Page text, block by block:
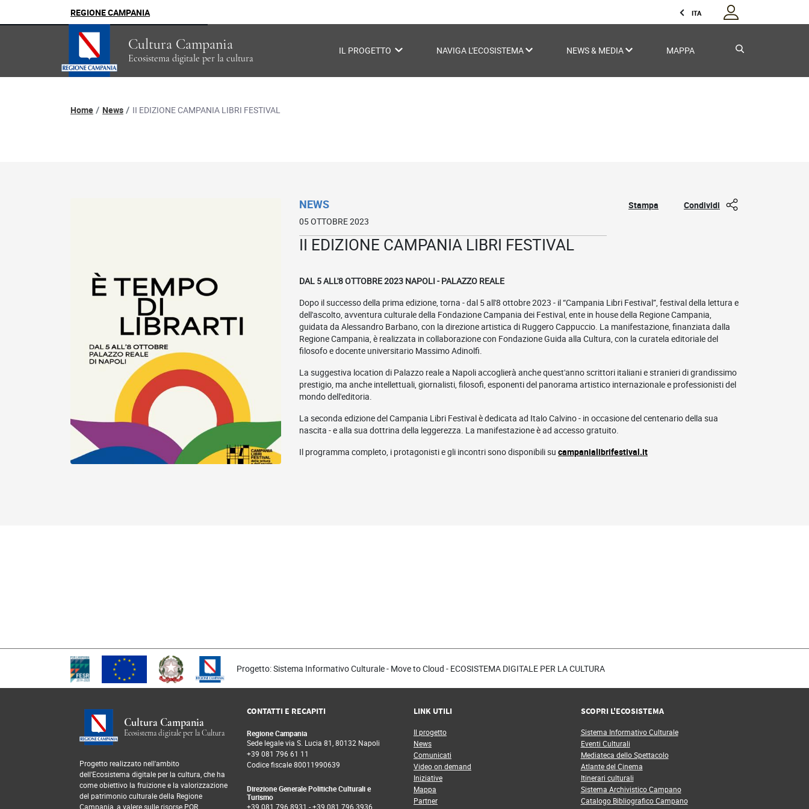
REGIONE CAMPANIA ITA
Cultura Campania
Ecosistema digitale per la cultura
IL PROGETTO NAVIGA L'ECOSISTEMA NEWS & MEDIA MAPPA
Percorso di navigazione
Home News II EDIZIONE CAMPANIA LIBRI FESTIVAL
NEWS
05 OTTOBRE 2023
Stampa Condividi
II EDIZIONE CAMPANIA LIBRI FESTIVAL
DAL 5 ALL'8 OTTOBRE 2023 NAPOLI - PALAZZO REALE
Dopo il successo della prima edizione, torna - dal 5 all'8 ottobre 2023 - il “Campania Libri Festival”, festival della lettura e
dell'ascolto, avventura culturale della Fondazione Campania dei Festival, ente in house della Regione Campania,
guidata da Alessandro Barbano, con la direzione artistica di Ruggero Cappuccio. La manifestazione, finanziata dalla
Regione Campania, è realizzata in collaborazione con Fondazione Guida alla Cultura, con la curatela editoriale del
filosofo e docente universitario Massimo Adinolfi.
La suggestiva location di Palazzo reale a Napoli accoglierà anche quest'anno scrittori italiani e stranieri di grandissimo
prestigio, ma anche intellettuali, giornalisti, filosofi, esponenti del panorama artistico internazionale e professionisti del
mondo dell'editoria.
La seconda edizione del Campania Libri Festival è dedicata ad Italo Calvino - in occasione del centenario della sua
nascita - e alla sua dottrina della leggerezza. La manifestazione è ad accesso gratuito.
Il programma completo, i protagonisti e gli incontri sono disponibili su campanialibrifestival.it
Progetto: Sistema Informativo Culturale - Move to Cloud - ECOSISTEMA DIGITALE PER LA CULTURA
Cultura Campania
Ecosistema digitale per la Cultura
Progetto realizzato nell'ambito
dell'Ecosistema digitale per la cultura, che ha
come obiettivo la fruizione e la valorizzazione
del patrimonio culturale della Regione
Campania, a valere sulle risorse POR
CONTATTI E RECAPITI
Regione Campania
Sede legale via S. Lucia 81, 80132 Napoli
+39 081 796 61 11
Codice fiscale 80011990639
Direzione Generale Politiche Culturali e
Turismo
+39 081 796 8931 -+39 081 796 3936
LINK UTILI
Il progetto
News
Comunicati
Video on demand
Iniziative
Mappa
Partner
SCOPRI L'ECOSISTEMA
Sistema Informativo Culturale
Eventi Culturali
Mediateca dello Spettacolo
Atlante del Cinema
Itinerari culturali
Sistema Archivistico Campano
Catalogo Bibliografico Campano